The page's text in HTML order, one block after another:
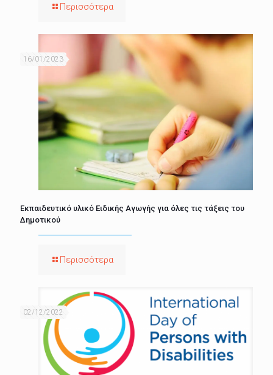
Περισσότερα
16/01/2023
Εκπαιδευτικό υλικό Ειδικής Αγωγής για όλες τις τάξεις του
Δημοτικού
Περισσότερα
02/12/2022